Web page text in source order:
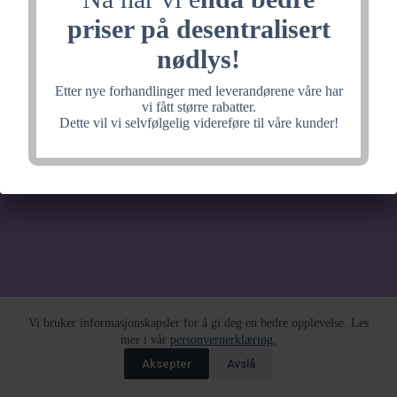
priser på desentralisert
nødlys!
Etter nye forhandlinger med leverandørene våre har
vi fått større rabatter.
Dette vil vi selvfølgelig videreføre til våre kunder!
Vi bruker informasjonskapsler for å gi deg en bedre opplevelse. Les
mer i vår personvernerklæring.
Aksepter
Avslå
noe fantastisk, velkommen
tilbake litt senere.